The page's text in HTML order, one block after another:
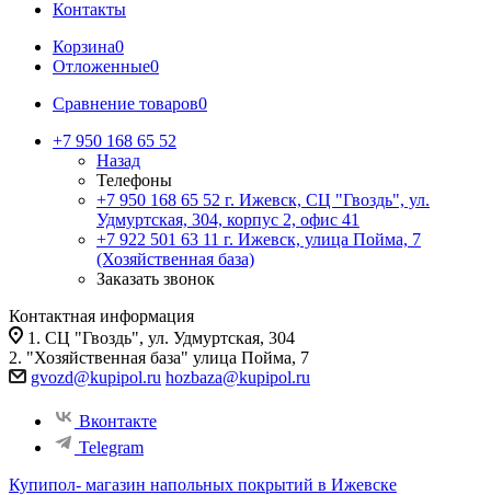
Контакты
Корзина0
Отложенные0
Сравнение товаров0
+7 950 168 65 52
Назад
Телефоны
+7 950 168 65 52 г. Ижевск, СЦ "Гвоздь", ул.
Удмуртская, 304, корпус 2, офис 41
+7 922 501 63 11 г. Ижевск, улица Пойма, 7
(Хозяйственная база)
Заказать звонок
Контактная информация
1. СЦ "Гвоздь", ул. Удмуртская, 304
2. "Хозяйственная база" улица Пойма, 7
gvozd@kupipol.ru hozbaza@kupipol.ru
Вконтакте
Telegram
Купипол- магазин напольных покрытий в Ижевске